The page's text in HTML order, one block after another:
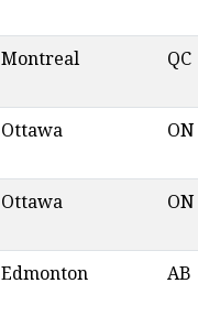
Montreal QC
Ottawa ON
Ottawa ON
Edmonton AB